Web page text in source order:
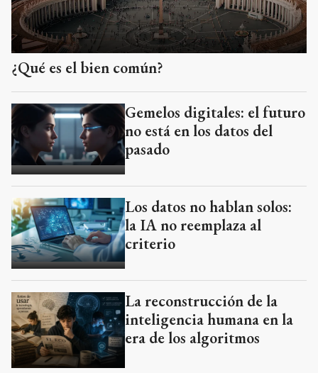
¿Qué es el bien común?
Gemelos digitales: el futuro
no está en los datos del
pasado
Los datos no hablan solos:
la IA no reemplaza al
criterio
La reconstrucción de la
inteligencia humana en la
era de los algoritmos